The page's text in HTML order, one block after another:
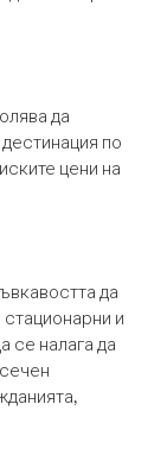
да
по
цени на
да
и
се налага да